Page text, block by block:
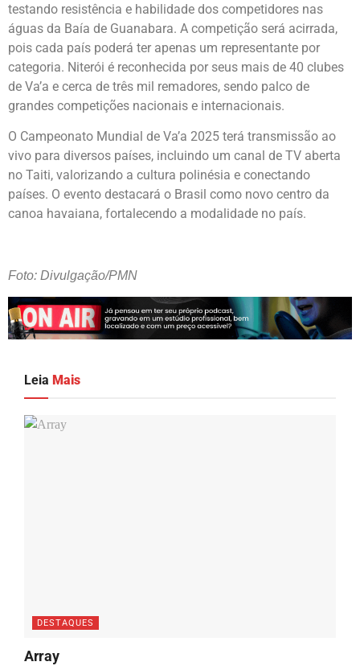
testando resistência e habilidade dos competidores nas
águas da Baía de Guanabara. A competição será acirrada,
pois cada país poderá ter apenas um representante por
categoria. Niterói é reconhecida por seus mais de 40 clubes
de Va’a e cerca de três mil remadores, sendo palco de
grandes competições nacionais e internacionais.
O Campeonato Mundial de Va’a 2025 terá transmissão ao
vivo para diversos países, incluindo um canal de TV aberta
no Taiti, valorizando a cultura polinésia e conectando
países. O evento destacará o Brasil como novo centro da
canoa havaiana, fortalecendo a modalidade no país.
Foto: Divulgação/PMN
Leia Mais
DESTAQUES
Array